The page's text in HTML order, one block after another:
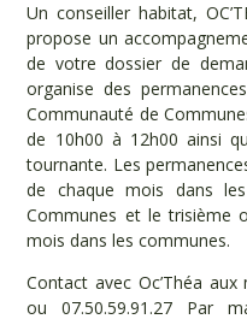
Un conseiller habitat,
propose un
de votre dossier de
organise des
Communauté de
de 10h00 à 12h00 ainsi
tournante. Les
de chaque mois dans
Communes et le trisième
mois dans les communes.
Contact avec Oc’Théa
ou 07.50.59.91.27 Par